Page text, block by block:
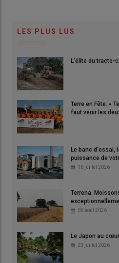
LES PLUS LUS
L'élite du tracto-
Terre en Fête. «
faut venir les
Le banc d'essai,
puissance de
16 juillet 2026
Terrena.
06 août 2026
Le Japon au
23 juillet 2026